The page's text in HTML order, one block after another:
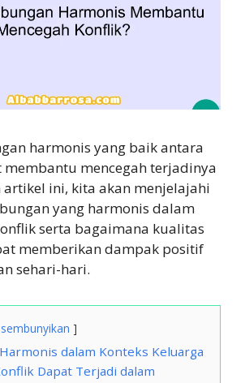
harmonis yang baik antara
mencegah terjadinya
artikel ini, kita akan menjelajahi
yang harmonis dalam
serta bagaimana kualitas
memberikan dampak positif
sehari-hari.
sembunyikan
dalam Konteks Keluarga
Dapat Terjadi dalam